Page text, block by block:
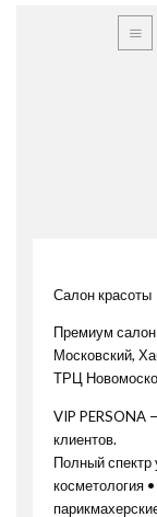
Салон красоты
Премиум
Московский,
ТРЦ
VIP PERSONA
клиентов.
Полный
косметология